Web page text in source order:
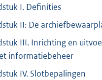
I. Definities
II: De
III. Inrichting en
informatiebeheer
IV. Slotbepalingen